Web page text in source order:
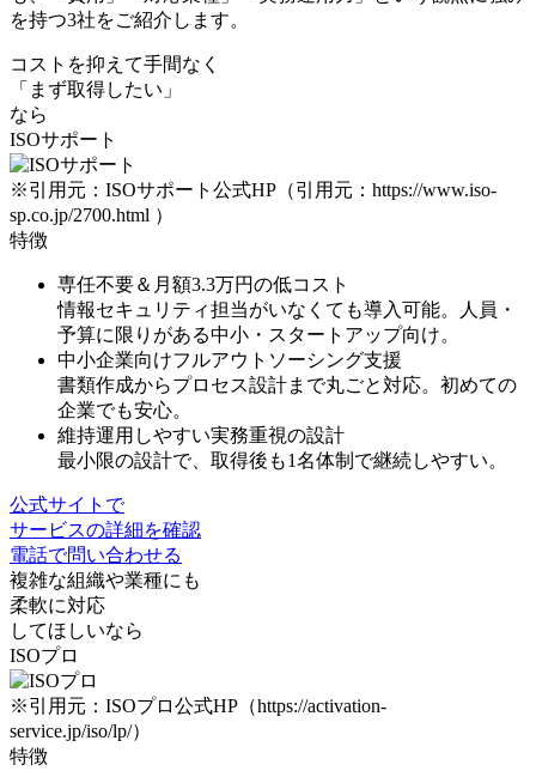
を持つ3社をご紹介します。
コストを抑えて手間なく
「まず取得したい」
なら
ISOサポート
※引用元：ISOサポート公式HP（引用元：https://www.iso-
sp.co.jp/2700.html ）
特徴
専任不要＆月額3.3万円の低コスト
情報セキュリティ担当がいなくても導入可能。人員・
予算に限りがある中小・スタートアップ向け。
中小企業向けフルアウトソーシング支援
書類作成からプロセス設計まで丸ごと対応。初めての
企業でも安心。
維持運用しやすい実務重視の設計
最小限の設計で、取得後も1名体制で継続しやすい。
公式サイトで
サービスの詳細を確認
電話で問い合わせる
複雑な組織や業種にも
柔軟に対応
してほしいなら
ISOプロ
※引用元：ISOプロ公式HP（https://activation-
service.jp/iso/lp/）
特徴